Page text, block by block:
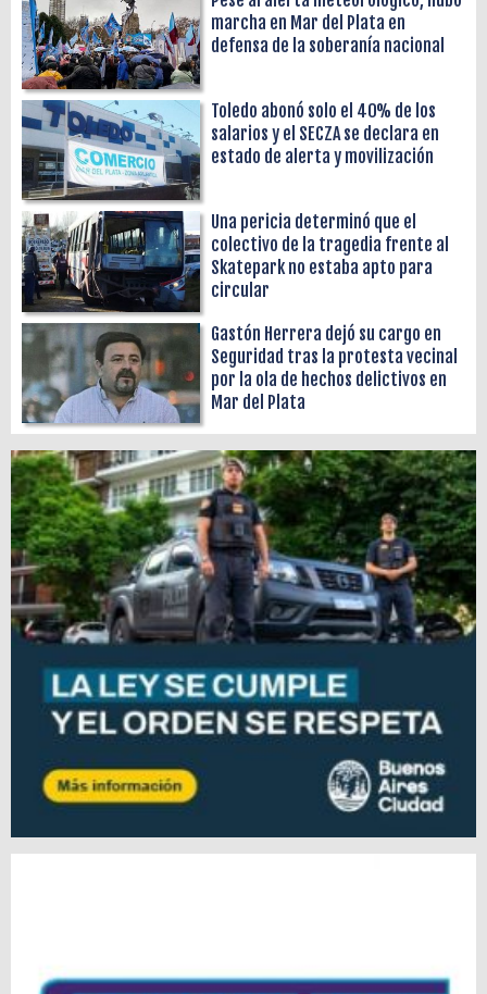
marcha en Mar del Plata en
defensa de la soberanía nacional
Toledo abonó solo el 40% de los
salarios y el SECZA se declara en
estado de alerta y movilización
Una pericia determinó que el
colectivo de la tragedia frente al
Skatepark no estaba apto para
circular
Gastón Herrera dejó su cargo en
Seguridad tras la protesta vecinal
por la ola de hechos delictivos en
Mar del Plata